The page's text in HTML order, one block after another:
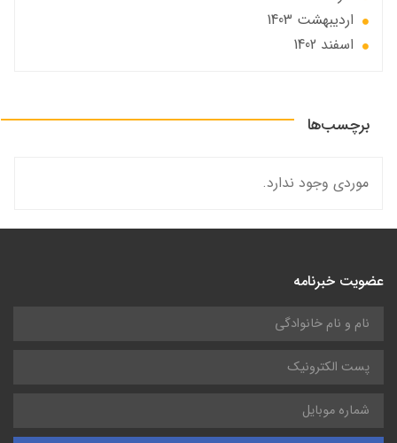
ارديبهشت 1403
اسفند 1402
برچسب‌ها
موردی وجود ندارد.
عضویت خبرنامه